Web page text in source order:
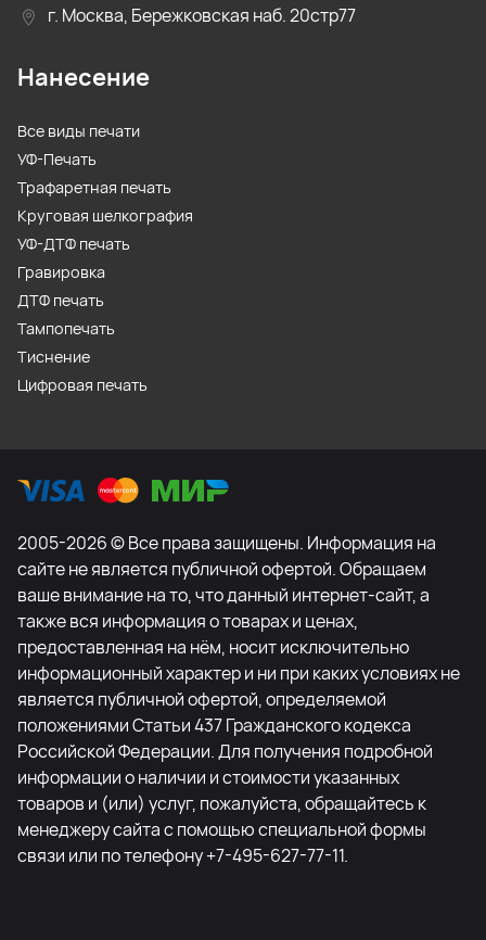
г. Москва, Бережковская наб. 20стр77
Нанесение
Все виды печати
УФ-Печать
Трафаретная печать
Круговая шелкография
УФ-ДТФ печать
Гравировка
ДТФ печать
Тампопечать
Тиснение
Цифровая печать
2005-2026 © Все права защищены. Информация на
сайте не является публичной офертой. Обращаем
ваше внимание на то, что данный интернет-сайт, а
также вся информация о товарах и ценах,
предоставленная на нём, носит исключительно
информационный характер и ни при каких условиях не
является публичной офертой, определяемой
положениями Статьи 437 Гражданского кодекса
Российской Федерации. Для получения подробной
информации о наличии и стоимости указанных
товаров и (или) услуг, пожалуйста, обращайтесь к
менеджеру сайта с помощью специальной формы
связи или по телефону +7-495-627-77-11.